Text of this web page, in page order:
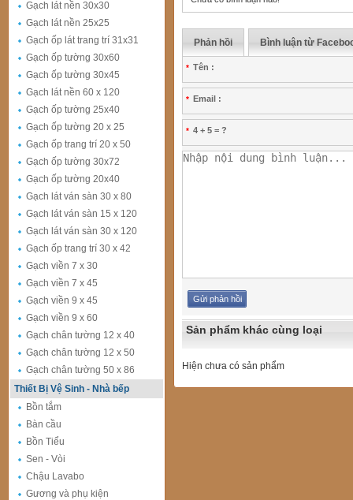
Gạch lát nền 30x30
Gạch lát nền 25x25
Gạch ốp lát trang trí 31x31
Gạch ốp tường 30x60
Gạch ốp tường 30x45
Gạch lát nền 60 x 120
Gạch ốp tường 25x40
Gạch ốp tường 20 x 25
Gạch ốp trang trí 20 x 50
Gạch ốp tường 30x72
Gạch ốp tường 20x40
Gạch lát ván sàn 30 x 80
Gạch lát ván sàn 15 x 120
Gạch lát ván sàn 30 x 120
Gạch ốp trang trí 30 x 42
Gạch viền 7 x 30
Gạch viền 7 x 45
Gạch viền 9 x 45
Gạch viền 9 x 60
Gạch chân tường 12 x 40
Gạch chân tường 12 x 50
Gạch chân tường 50 x 86
Thiết Bị Vệ Sinh - Nhà bếp
Bồn tắm
Bàn cầu
Bồn Tiểu
Sen - Vòi
Chậu Lavabo
Gương và phụ kiện
Phản hồi Bình luận từ
* Tên :
* Email :
* 4 + 5 = ?
Sản phẩm khác cùng loại
Hiện chưa có sản phẩm